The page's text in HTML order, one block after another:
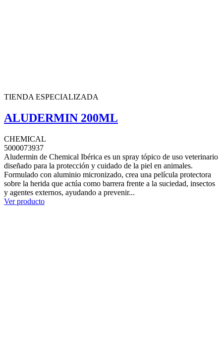
TIENDA ESPECIALIZADA
ALUDERMIN 200ML
CHEMICAL
5000073937
Aludermin de Chemical Ibérica es un spray tópico de uso veterinario
diseñado para la protección y cuidado de la piel en animales.
Formulado con aluminio micronizado, crea una película protectora
sobre la herida que actúa como barrera frente a la suciedad, insectos
y agentes externos, ayudando a prevenir...
Ver producto